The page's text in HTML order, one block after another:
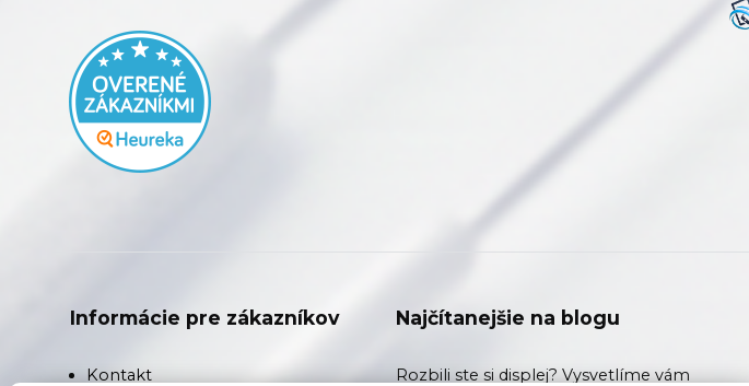
Informácie pre zákazníkov
Kontakt
Najčítanejšie na blogu
Rozbili ste si displej? Vysvetlíme vám